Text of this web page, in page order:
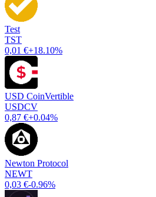
Test
TST
0,01 €+18.10%
USD CoinVertible
USDCV
0,87 €+0.04%
Newton Protocol
NEWT
0,03 €-0.96%